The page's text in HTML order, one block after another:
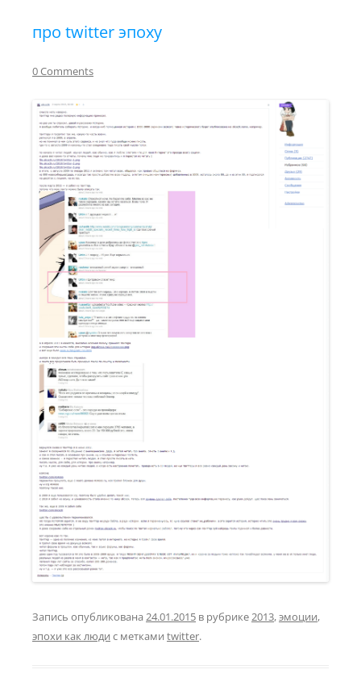
про twitter эпоху
0 Comments
Запись опубликована 24.01.2015 в рубрике2013,эмоции,
эпохи как люди с метками twitter.